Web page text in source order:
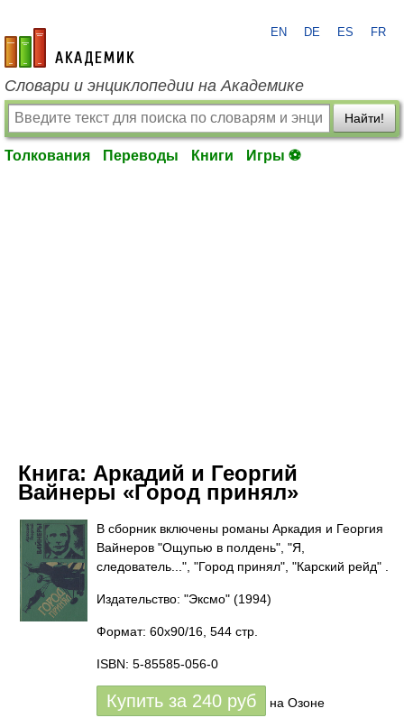
academic.ru
EN DE ES FR
Словари и энциклопедии на Академике
Найти!
Толкования Переводы Книги Игры ⚽
Книга: Аркадий и Георгий
Вайнеры «Город принял»
В сборник включены романы Аркадия и Георгия
Вайнеров "Ощупью в полдень", "Я,
следователь...", "Город принял", "Карский рейд" .
Издательство: "Эксмо" (1994)
Формат: 60x90/16, 544 стр.
ISBN: 5-85585-056-0
Купить за 240 руб на Озоне